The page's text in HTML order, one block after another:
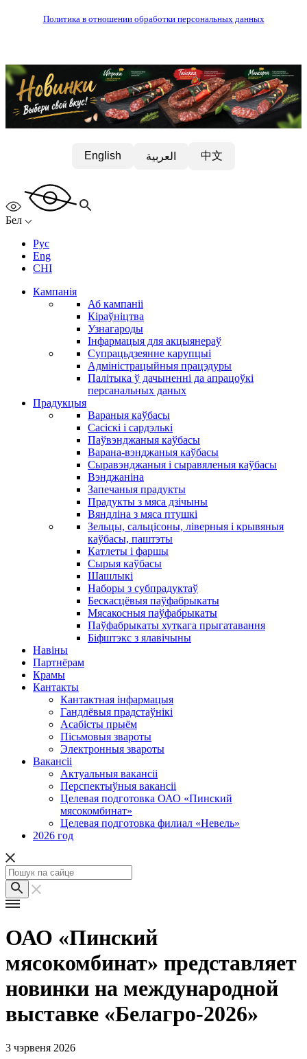
Политика в отношении обработки персональных данных
English العربية 中文
Бел
Рус
Eng
CHI
Кампанія
Аб кампаніі
Кіраўніцтва
Узнагароды
Інфармацыя для акцыянераў
Супрацьдзеянне карупцыі
Адміністрацыйныя працэдуры
Палітыка ў дачыненні да апрацоўкі
персанальных даных
Прадукцыя
Вараныя каўбасы
Сасіскі і сардэлькі
Паўвэнджаныя каўбасы
Варана-вэнджаныя каўбасы
Сыравэнджаныя і сыравяленыя каўбасы
Вэнджаніна
Запечаныя прадукты
Прадукты з мяса дзічыны
Вяндліна з мяса птушкі
Зельцы, сальцісоны, ліверныя і крывяныя
каўбасы, паштэты
Катлеты і фаршы
Сырыя каўбасы
Шашлыкі
Наборы з субпрадуктаў
Бескасцёвыя паўфабрыкаты
Мясакосныя паўфабрыкаты
Паўфабрыкаты хуткага прыгатавання
Біфштэкс з ялавічыны
Навіны
Партнёрам
Крамы
Кантакты
Кантактная інфармацыя
Гандлёвыя прадстаўнікі
Асабісты прыём
Пісьмовыя звароты
Электронныя звароты
Вакансіі
Актуальныя вакансіі
Перспектыўныя вакансіі
Целевая подготовка ОАО «Пинский
мясокомбинат»
Целевая подготовка филиал «Невель»
2026 год
ОАО «Пинский
мясокомбинат» представляет
новинки на международной
выставке «Белагро-2026»
3 чэрвеня 2026